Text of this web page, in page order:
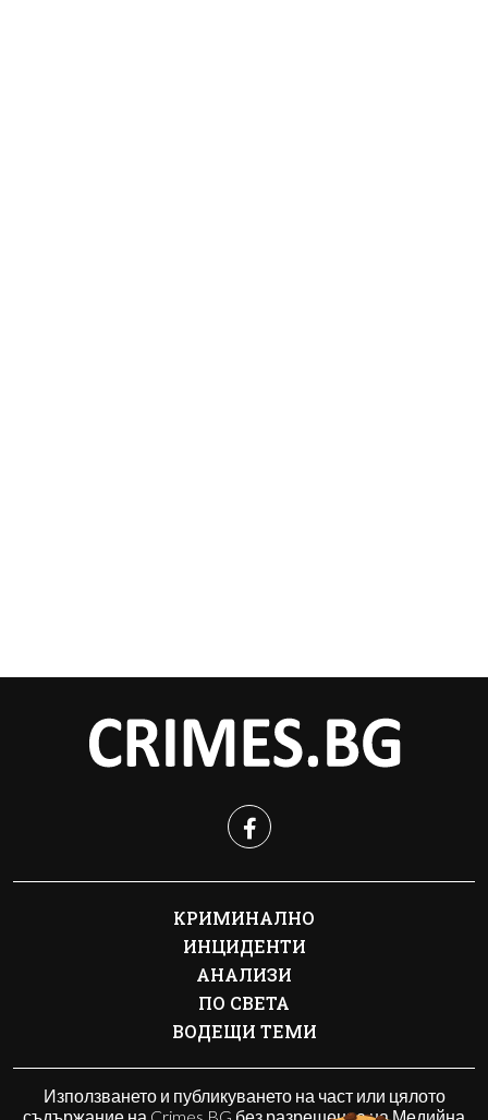
КРИМИНАЛНО
ИНЦИДЕНТИ
АНАЛИЗИ
ПО СВЕТА
ВОДЕЩИ ТЕМИ
Използването и публикуването на част или цялото
съдържание на Crimes.BG без разрешение на Медийна